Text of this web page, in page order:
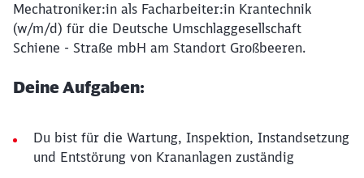
Mechatroniker:in als Facharbeiter:in Krantechnik
(w/m/d) für die Deutsche Umschlaggesellschaft
Schiene - Straße mbH am Standort Großbeeren.
Deine Aufgaben:
Du bist für die Wartung, Inspektion, Instandsetzung
und Entstörung von Krananlagen zuständig